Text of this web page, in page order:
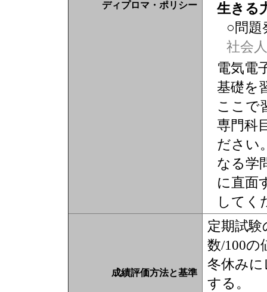
ディプロマ・ポリシー
生きる
○問題
社会
電気電
基礎を
ここで
専門科
ださい
なる学
に直面
してく
成績評価方法と基準
定期試験
数/100の
冬休み
する。